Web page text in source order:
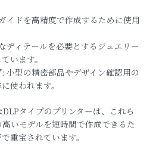
イドを高精度で作成するために使用
ディテールを必要とするジュエリー
います。
: 小型の精密部品やデザイン確認用の
使われます。
タイプのプリンターは、これら
いモデルを短時間で作成できるた
重宝されています。